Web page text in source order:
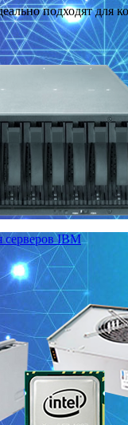
подходят для
IBM